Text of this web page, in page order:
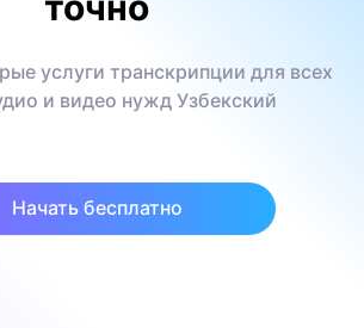
услуги транскрипции для всех
и видео нужд Узбекский
Начать бесплатно